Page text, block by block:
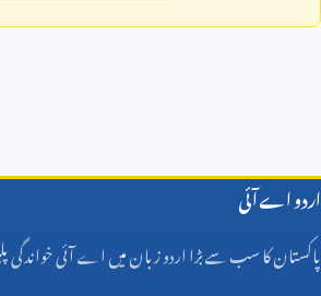
اردو اے آئی
پاکستان کا سب سے بڑا اردو زبان میں اے آئی خواندگی